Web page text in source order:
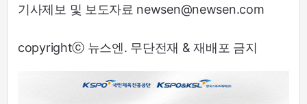
기사제보 및 보도자료 newsen@newsen.com
copyrightⓒ 뉴스엔. 무단전재 & 재배포 금지